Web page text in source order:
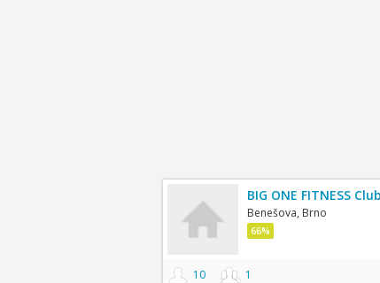
BIG ONE FITNESS Club
Benešova, Brno
66%
10 1